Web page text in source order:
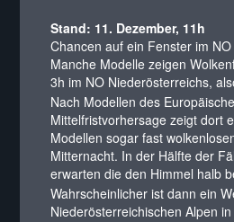
Stand: 11. Dezember, 11h
Chancen auf ein Fenster im
Manche Modelle zeigen
3h im NO Niederösterreichs,
Nach Modellen des
Mittelfristvorhersage zeigt dort
Modellen sogar fast
Mitternacht. In der Hälfte der
erwarten die den Himmel halb
Wahrscheinlicher ist dann ein
Niederösterreichischen Alpen